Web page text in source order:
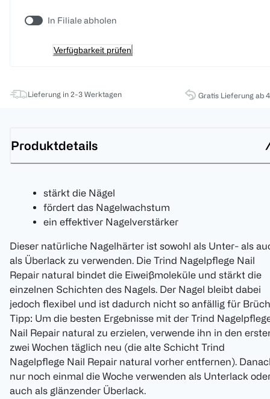
In Filiale abholen
Verfügbarkeit prüfen
Lieferung in 2-3 Werktagen Gratis Lieferung ab
Produktdetails
stärkt die Nägel
fördert das Nagelwachstum
ein effektiver Nagelverstärker
Dieser natürliche Nagelhärter ist sowohl als Unter- als
als Überlack zu verwenden. Die Trind Nagelpflege Nail
Repair natural bindet die Eiweißmoleküle und stärkt die
einzelnen Schichten des Nagels. Der Nagel bleibt dabei
jedoch flexibel und ist dadurch nicht so anfällig für
Tipp: Um die besten Ergebnisse mit der Trind
Nail Repair natural zu erzielen, verwende ihn in den
zwei Wochen täglich neu (die alte Schicht Trind
Nagelpflege Nail Repair natural vorher entfernen).
nur noch einmal die Woche verwenden als Unterlack
auch als glänzender Überlack.